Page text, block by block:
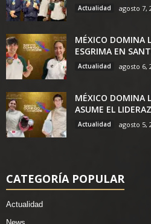
Actualidad agosto 7,
MÉXICO DOMINA
ESGRIMA EN
Actualidad agosto 6,
MÉXICO DOMINA
ASUME EL
Actualidad agosto 5,
CATEGORÍA POPULAR
Actualidad